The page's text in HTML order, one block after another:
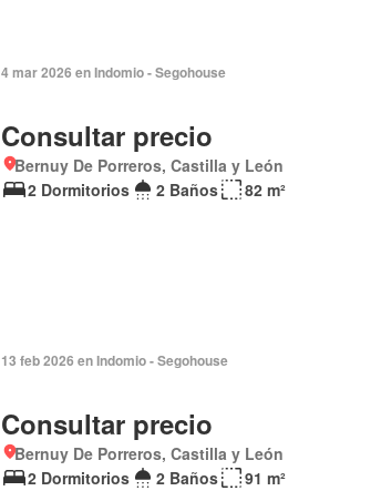
4 mar 2026 en Indomio - Segohouse
Consultar precio
Bernuy De Porreros, Castilla y León
2 Dormitorios
2 Baños 82 m²
13 feb 2026 en Indomio - Segohouse
Consultar precio
Bernuy De Porreros, Castilla y León
2 Dormitorios
2 Baños 91 m²